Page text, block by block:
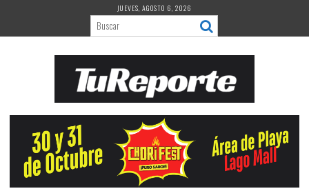
contenido
JUEVES, AGOSTO 6, 2026